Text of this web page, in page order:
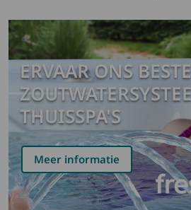
ERVAAR ONS BESTE
THUISSPA'S
Meer informatie